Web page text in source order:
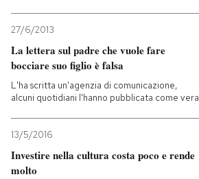
27/6/2013
La lettera sul padre che vuole fare
bocciare suo figlio è falsa
L'ha scritta un'agenzia di comunicazione,
alcuni quotidiani l'hanno pubblicata come vera
13/5/2016
Investire nella cultura costa poco e rende
molto